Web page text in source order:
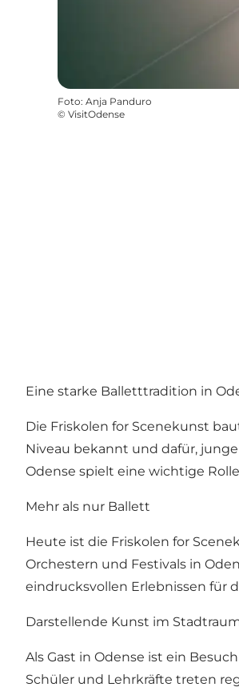
Foto: Anja Panduro
© VisitOdense
Eine starke Balletttradition in
Die Friskolen for Scenekunst
Niveau bekannt und dafür,
Odense spielt eine wichtige
Mehr als nur Ballett
Heute ist die Friskolen for
Orchestern und Festivals in
eindrucksvollen Erlebnissen für
Darstellende Kunst im
Als Gast in Odense ist ein
Schüler und Lehrkräfte treten